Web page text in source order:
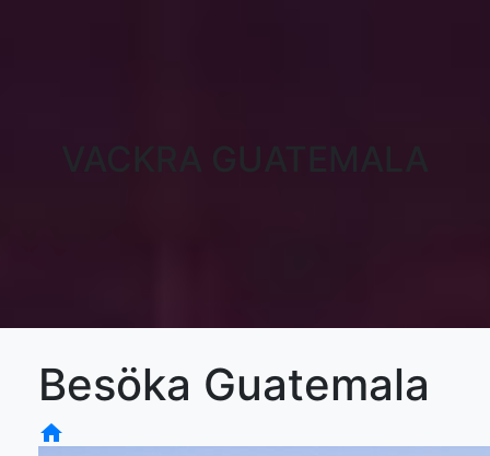
Besöka Guatemala
home